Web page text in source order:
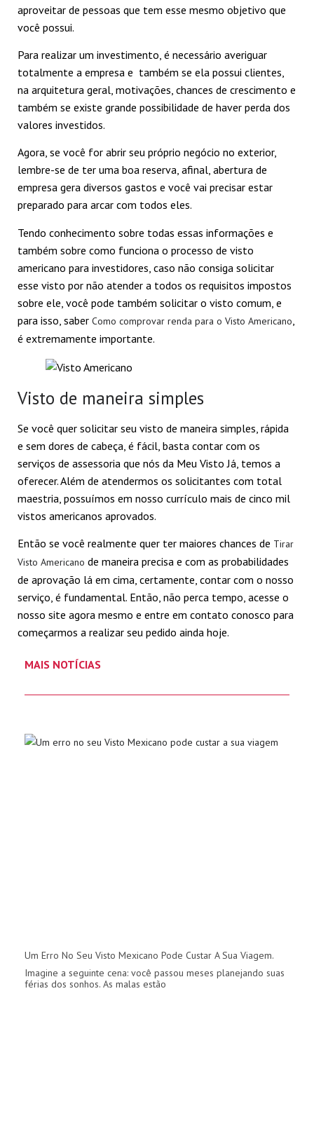
aproveitar de pessoas que tem esse mesmo objetivo que
você possui.
Para realizar um investimento, é necessário averiguar
totalmente a empresa e também se ela possui clientes,
na arquitetura geral, motivações, chances de crescimento e
também se existe grande possibilidade de haver perda dos
valores investidos.
Agora, se você for abrir seu próprio negócio no exterior,
lembre-se de ter uma boa reserva, afinal, abertura de
empresa gera diversos gastos e você vai precisar estar
preparado para arcar com todos eles.
Tendo conhecimento sobre todas essas informações e
também sobre como funciona o processo de visto
americano para investidores, caso não consiga solicitar
esse visto por não atender a todos os requisitos impostos
sobre ele, você pode também solicitar o visto comum, e
para isso, saber Como comprovar renda para o Visto Americano
é extremamente importante.
Visto de maneira simples
Se você quer solicitar seu visto de maneira simples, rápida
e sem dores de cabeça, é fácil, basta contar com os
serviços de assessoria que nós da Meu Visto Já, temos a
oferecer. Além de atendermos os solicitantes com total
maestria, possuímos em nosso currículo mais de cinco mil
vistos americanos aprovados.
Então se você realmente quer ter maiores chances de Tirar
Visto Americano de maneira precisa e com as probabilidades
de aprovação lá em cima, certamente, contar com o nosso
serviço, é fundamental. Então, não perca tempo, acesse o
nosso site agora mesmo e entre em contato conosco para
começarmos a realizar seu pedido ainda hoje.
MAIS NOTÍCIAS
Um Erro No Seu Visto Mexicano Pode Custar A Sua Viagem.
Imagine a seguinte cena: você passou meses planejando suas
férias dos sonhos. As malas estão